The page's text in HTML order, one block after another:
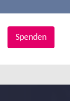
Spenden